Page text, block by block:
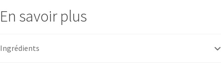
En savoir plus
Ingrédients